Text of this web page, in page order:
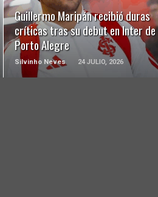
Guillermo Maripán recibió duras
críticas tras su debut en Inter de
Porto Alegre
Silvinho Neves 24 JULIO, 2026